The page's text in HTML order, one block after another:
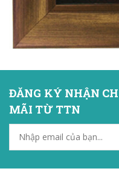
ĐĂNG KÝ NHẬN
MÃI TỪ TTN